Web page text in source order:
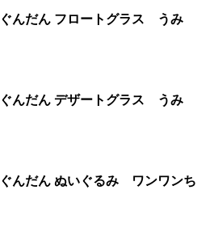
ノラネコぐんだん フロートグラス うみ
ノラネコぐんだん デザートグラス うみ
ぐんだん ぬいぐるみ ワンワンち